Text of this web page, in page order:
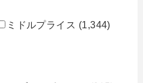
ミドルプライス (1,344)